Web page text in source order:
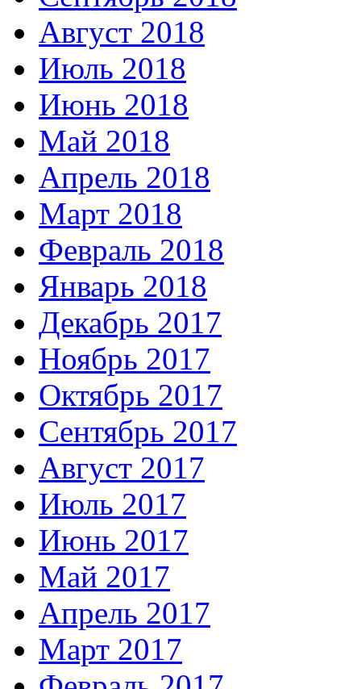
Август 2018
Июль 2018
Июнь 2018
Май 2018
Апрель 2018
Март 2018
Февраль 2018
Январь 2018
Декабрь 2017
Ноябрь 2017
Октябрь 2017
Сентябрь 2017
Август 2017
Июль 2017
Июнь 2017
Май 2017
Апрель 2017
Март 2017